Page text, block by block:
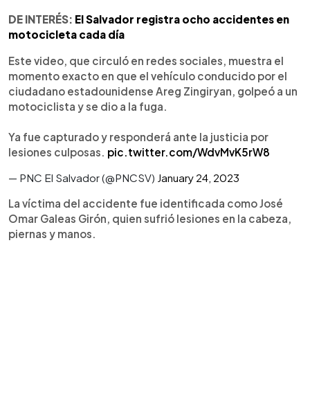
DE INTERÉS: El Salvador registra ocho accidentes en
motocicleta cada día
Este video, que circuló en redes sociales, muestra el
momento exacto en que el vehículo conducido por el
ciudadano estadounidense Areg Zingiryan, golpeó a un
motociclista y se dio a la fuga.
Ya fue capturado y responderá ante la justicia por
lesiones culposas. pic.twitter.com/WdvMvK5rW8
— PNC El Salvador (@PNCSV) January 24, 2023
La víctima del accidente fue identificada como José
Omar Galeas Girón, quien sufrió lesiones en la cabeza,
piernas y manos.